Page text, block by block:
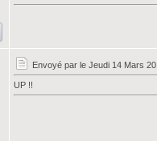
Envoyé par le Jeudi 14 Mars
UP !!